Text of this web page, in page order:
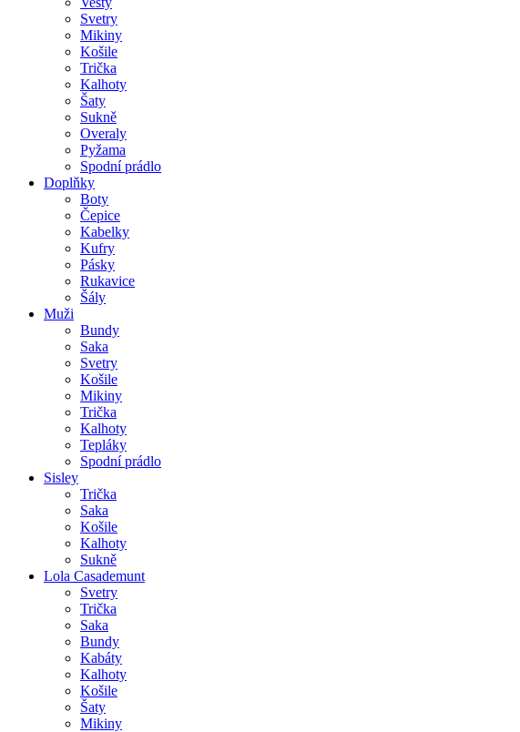
Svetry
Mikiny
Košile
Trička
Kalhoty
Šaty
Sukně
Overaly
Pyžama
Spodní prádlo
Doplňky
Boty
Čepice
Kabelky
Kufry
Pásky
Rukavice
Šály
Muži
Bundy
Saka
Svetry
Košile
Mikiny
Trička
Kalhoty
Tepláky
Spodní prádlo
Sisley
Trička
Saka
Košile
Kalhoty
Sukně
Lola Casademunt
Svetry
Trička
Saka
Bundy
Kabáty
Kalhoty
Košile
Šaty
Mikiny